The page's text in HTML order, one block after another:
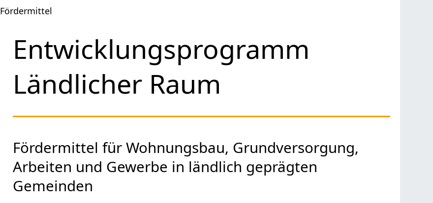
Fördermittel
Entwicklungsprogramm
Ländlicher Raum
Fördermittel für Wohnungsbau, Grundversorgung,
Arbeiten und Gewerbe in ländlich geprägten
Gemeinden